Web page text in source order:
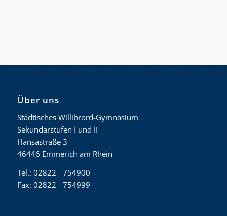
Über uns
Städtisches Willibrord-Gymnasium
Sekundarstufen I und II
Hansastraße 3
46446 Emmerich am Rhein
Tel.: 02822 - 754900
Fax: 02822 - 754999